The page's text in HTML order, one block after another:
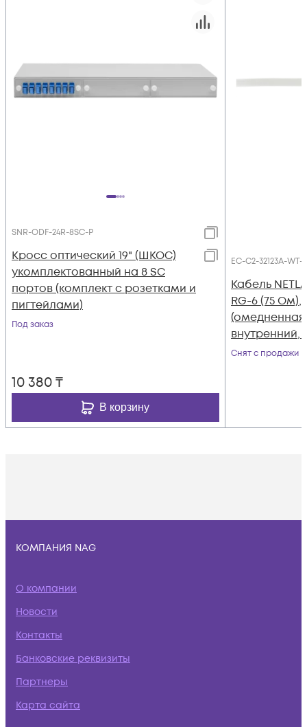
SNR-ODF-24R-8SC-P
Кросс оптический 19" (ШКОС)
укомплектованный на 8 SC
портов (комплект с розетками и
пигтейлами)
Под заказ
10 380₸
В корзину
EC-C2-32123A-WT-1
Кабель
RG-6 (75
(омедненная
внутренний,
100м
Снят с продажи
КОМПАНИЯ NAG
О компании
Новости
Контакты
Банковские реквизиты
Партнеры
Карта сайта